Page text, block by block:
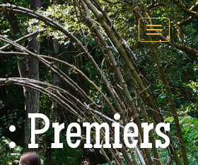
Premiers